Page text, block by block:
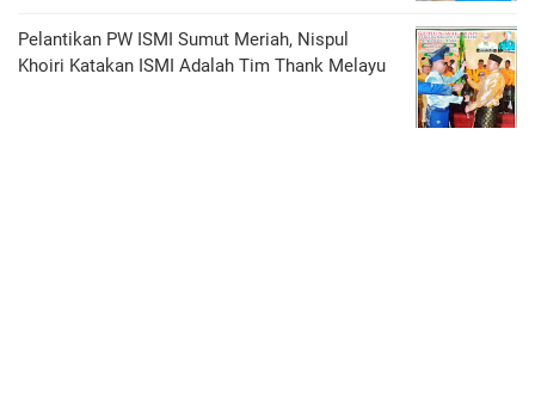
Pelantikan PW ISMI Sumut Meriah, Nispul
Khoiri Katakan ISMI Adalah Tim Thank Melayu